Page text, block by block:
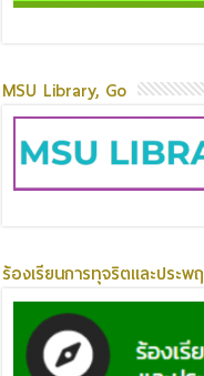
MSU Library, Go
ร้องเรียนการทุจริตและประ